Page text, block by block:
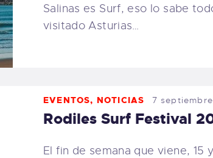
Salinas es Surf, eso lo sabe
visitado Asturias…
EVENTOS, NOTICIAS 7
Rodiles Surf Festival
El fin de semana que viene, 15